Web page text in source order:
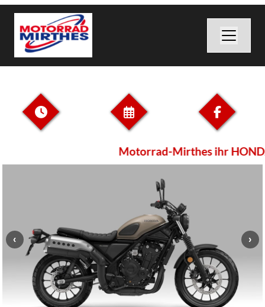
Motorrad-Mirthes ihr